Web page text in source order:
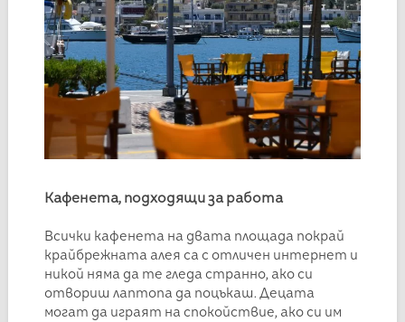
Кафенета, подходящи за работа
Всички кафенета на двата площада покрай
крайбрежната алея са с отличен интернет и
никой няма да те гледа странно, ако си
отвориш лаптопа да поцъкаш. Децата
могат да играят на спокойствие, ако си им